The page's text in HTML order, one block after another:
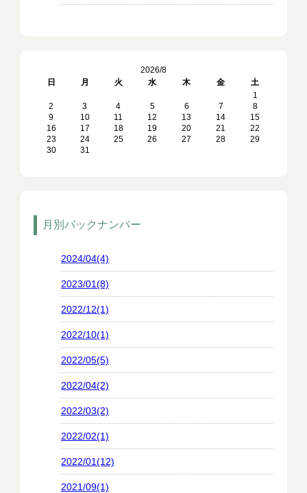
2026/8
日
月 火 水 木 金
土
1
2
3 4 5 6 7
8
9
10 11 12 13 14
15
16
17 18 19 20 21
22
23
24 25 26 27 28
29
30
31
月別バックナンバー
2024/04(4)
2023/01(8)
2022/12(1)
2022/10(1)
2022/05(5)
2022/04(2)
2022/03(2)
2022/02(1)
2022/01(12)
2021/09(1)